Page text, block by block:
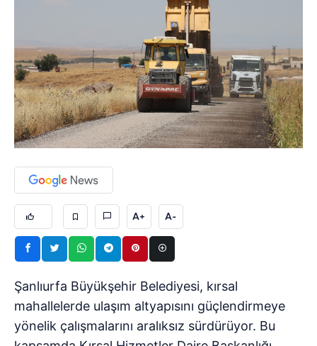
A+ A-
Şanlıurfa Büyükşehir Belediyesi, kırsal
mahallelerde ulaşım altyapısını güçlendirmeye
yönelik çalışmalarını aralıksız sürdürüyor. Bu